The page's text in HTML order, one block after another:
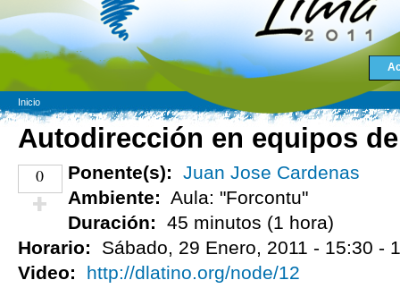
Inicio
Autodirección en equipos
0
¡Vota positivo!
Ponente(s):
Juan Jose Cardenas
Ambiente: Aula: "Forcontu"
Duración:
45 minutos (1 hora)
Horario:
Sábado, 29 Enero, 2011 - 15:30 -
Video:
http://dlatino.org/node/12